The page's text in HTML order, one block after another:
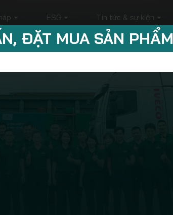
ESG Tin tức & sự kiện
ĐẶT MUA SẢN PHẨM